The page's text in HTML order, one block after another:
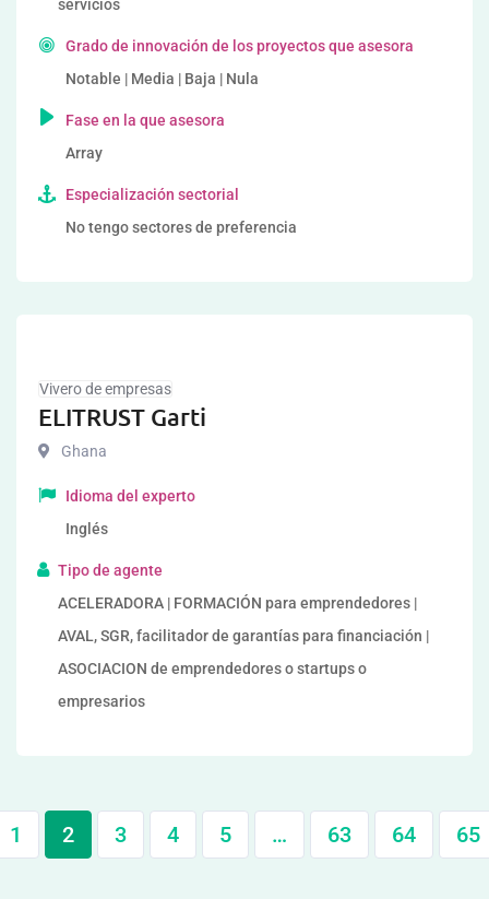
servicios
Grado de innovación de los proyectos que asesora
Notable | Media | Baja | Nula
Fase en la que asesora
Array
Especialización sectorial
No tengo sectores de preferencia
Vivero de empresas
ELITRUST Garti
Ghana
Idioma del experto
Inglés
Tipo de agente
ACELERADORA | FORMACIÓN para emprendedores |
AVAL, SGR, facilitador de garantías para financiación |
ASOCIACION de emprendedores o startups o
empresarios
1 2 3 4 5 … 63 64 65